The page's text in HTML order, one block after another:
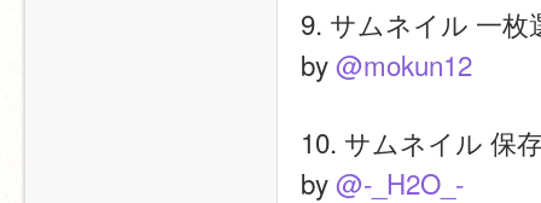
9. サムネイル 一
by @mokun12
10. サムネイル 保
by @-_H2O_-